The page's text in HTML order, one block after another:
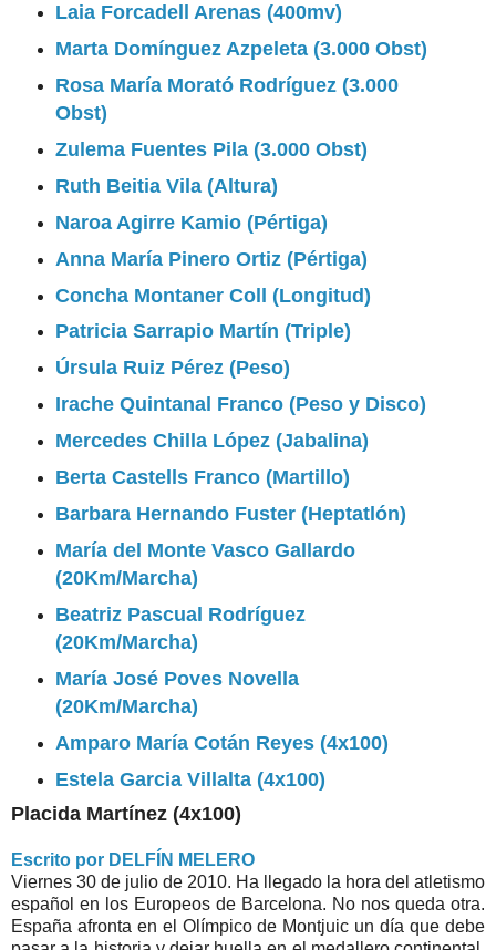
Laia Forcadell Arenas (400mv)
Marta Domínguez Azpeleta (3.000 Obst)
Rosa María Morató Rodríguez (3.000
Obst)
Zulema Fuentes Pila (3.000 Obst)
Ruth Beitia Vila (Altura)
Naroa Agirre Kamio (Pértiga)
Anna María Pinero Ortiz (Pértiga)
Concha Montaner Coll (Longitud)
Patricia Sarrapio Martín (Triple)
Úrsula Ruiz Pérez (Peso)
Irache Quintanal Franco (Peso y Disco)
Mercedes Chilla López (Jabalina)
Berta Castells Franco (Martillo)
Barbara Hernando Fuster (Heptatlón)
María del Monte Vasco Gallardo
(20Km/Marcha)
Beatriz Pascual Rodríguez
(20Km/Marcha)
María José Poves Novella
(20Km/Marcha)
Amparo María Cotán Reyes (4x100)
Estela Garcia Villalta (4x100)
Placida Martínez (4x100)
Escrito por DELFÍN MELERO
Viernes 30 de julio de 2010. Ha llegado la hora del atletismo
español en los Europeos de Barcelona. No nos queda otra.
España afronta en el Olímpico de Montjuic un día que debe